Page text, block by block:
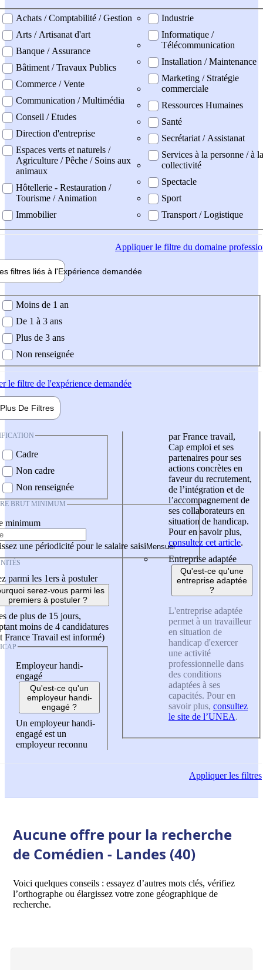
professionel
Achats / Comptabilité / Gestion
Arts / Artisanat d'art
Banque / Assurance
Bâtiment / Travaux Publics
Commerce / Vente
Communication / Multimédia
Conseil / Etudes
Direction d'entreprise
Espaces verts et naturels /
Agriculture / Pêche / Soins aux
animaux
Hôtellerie - Restauration /
Tourisme / Animation
Immobilier
Industrie
Informatique /
Télécommunication
Installation / Maintenance
Marketing / Stratégie
commerciale
Ressources Humaines
Santé
Secrétariat / Assistanat
Services à la personne / à la
collectivité
Spectacle
Sport
Transport / Logistique
Appliquerle filtre du domaine
filtres liés à l'Expérience demandée
demandée
Moins de 1 an
De 1 à 3 ans
Plus de 3 ans
Non renseignée
le filtre de l'expérience demandée
Plus De Filtres
Cadre
Non cadre
Non renseignée
BRUT MINIMUM
minimum
une périodicité pour le salaire saisi
parmi les 1ers à postuler
serez-vous parmi les
premiers à postuler ?
de plus de 15 jours,
moins de 4 candidatures
France Travail est informé)
Employeur handi-
engagé
Qu'est-ce qu'un
employeur handi-
engagé ?
Un employeur handi-
engagé est un
employeur reconnu
par France travail,
Cap emploi et ses
partenaires pour ses
actions concrètes en
faveur du recrutement,
de l’intégration et de
l’accompagnement de
ses collaborateurs en
situation de handicap.
Pour en savoir plus,
consultez cet article.
Entreprise adaptée
Qu'est-ce qu'une
entreprise adaptée
?
L'entreprise adaptée
permet à un travailleur
en situation de
handicap d'exercer
une activité
professionnelle dans
des conditions
adaptées à ses
capacités. Pour en
savoir plus, consultez
le site de l’UNEA.
Appliquerles filtres
Aucune offre pour la recherche
de Comédien - Landes (40)
Voici quelques conseils : essayez d’autres mots clés, vérifiez
l’orthographe ou élargissez votre zone géographique de
recherche.